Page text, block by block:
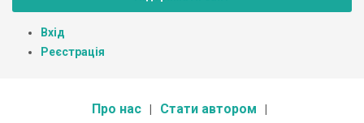
Вхід
Реєстрація
Про нас Стати автором